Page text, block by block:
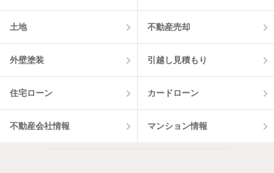
土地 不動産売却
外壁塗装 引越し見積もり
住宅ローン カードローン
不動産会社情報 マンション情報